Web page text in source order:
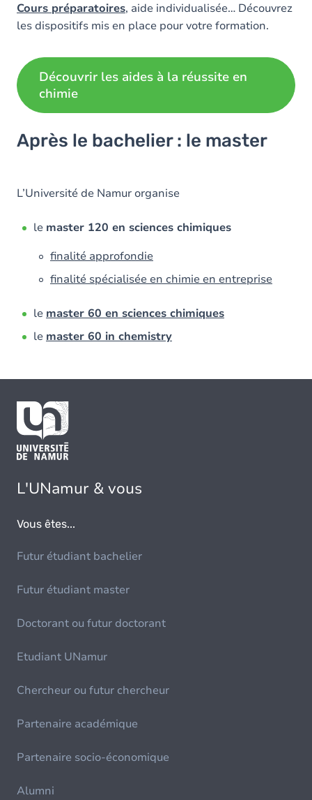
Cours préparatoires, aide individualisée… Découvrez
les dispositifs mis en place pour votre formation.
Découvrir les aides à la réussite en
chimie
Après le bachelier : le master
L’Université de Namur organise
le master 120 en sciences chimiques
finalité approfondie
finalité spécialisée en chimie en entreprise
le master 60 en sciences chimiques
le master 60 in chemistry
L'UNamur & vous
Vous êtes...
Futur étudiant bachelier
Futur étudiant master
Doctorant ou futur doctorant
Etudiant UNamur
Chercheur ou futur chercheur
Partenaire académique
Partenaire socio-économique
Alumni